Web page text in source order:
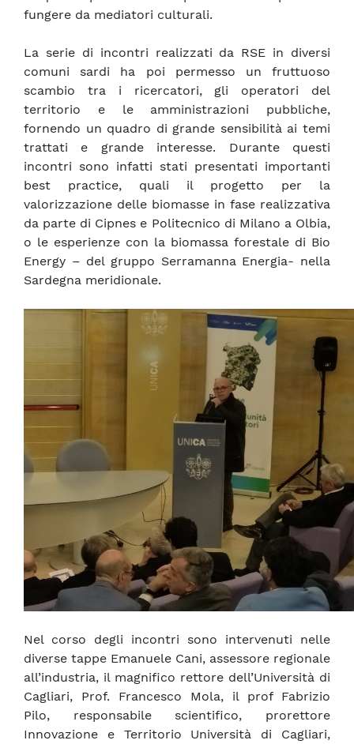
fungere da mediatori culturali.
La serie di incontri realizzati da RSE in diversi
comuni sardi ha poi permesso un fruttuoso
scambio tra i ricercatori, gli operatori del
territorio e le amministrazioni pubbliche,
fornendo un quadro di grande sensibilità ai temi
trattati e grande interesse. Durante questi
incontri sono infatti stati presentati importanti
best practice, quali il progetto per la
valorizzazione delle biomasse in fase realizzativa
da parte di Cipnes e Politecnico di Milano a Olbia,
o le esperienze con la biomassa forestale di Bio
Energy – del gruppo Serramanna Energia- nella
Sardegna meridionale.
Nel corso degli incontri sono intervenuti nelle
diverse tappe Emanuele Cani, assessore regionale
all’industria, il magnifico rettore dell’Università di
Cagliari, Prof. Francesco Mola, il prof Fabrizio
Pilo, responsabile scientifico, prorettore
Innovazione e Territorio Università di Cagliari,